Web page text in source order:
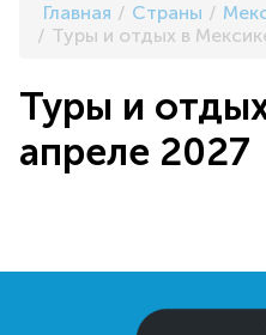
Главная Страны
Туры и отдых в
Туры и
апреле 2027